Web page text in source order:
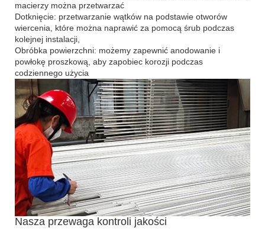
macierzy można przetwarzać
Dotknięcie: przetwarzanie wątków na podstawie otworów
wiercenia, które można naprawić za pomocą śrub podczas
kolejnej instalacji,
Obróbka powierzchni: możemy zapewnić anodowanie i
powłokę proszkową, aby zapobiec korozji podczas
codziennego użycia
Nasza przewaga kontroli jakości